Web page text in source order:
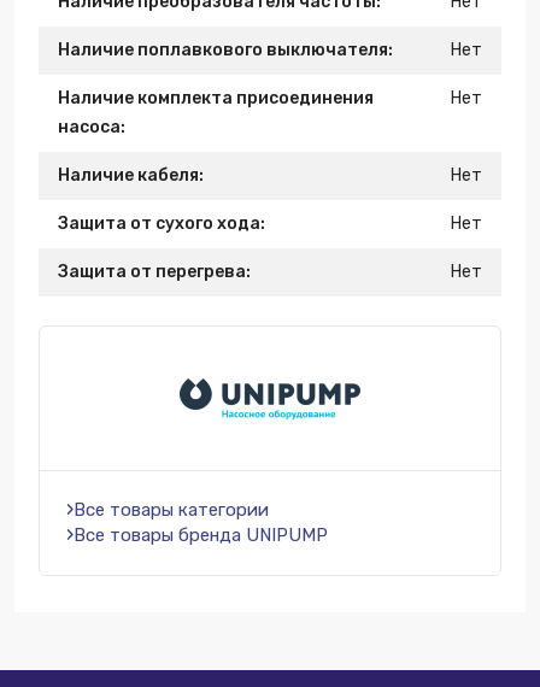
Наличие поплавкового выключателя: Нет
Наличие комплекта присоединения
насоса:
Нет
Наличие кабеля: Нет
Защита от сухого хода: Нет
Защита от перегрева: Нет
Все товары категории
Все товары бренда UNIPUMP